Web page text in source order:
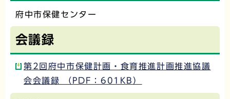
府中市保健センター
会議録
第2回府中市保健計画・食育推進計画推進協議
会会議録 （PDF：601KB）